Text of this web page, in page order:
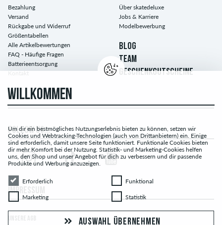
Bezahlung
Versand
Rückgabe und Widerruf
Größentabellen
Alle Artikelbewertungen
FAQ - Häufige Fragen
Batterieentsorgung
Kontakt
Über skatedeluxe
Jobs & Karriere
Modelbewerbung
BLOG
TEAM
GESCHENKGUTSCHEINE
FOLLOW US...
IMPRESSUM
WILLKOMMEN
Um dir ein bestmögliches Nutzungserlebnis bieten zu können, setzen wir
Cookies und Webtracking-Technologien (auch von Drittanbietern) ein. Einige
sind erforderlich, damit unsere Seite funktioniert. Funktionale Cookies bieten
dir mehr Komfort bei der Nutzung. Statistik- und Marketing-Cookies helfen
uns, den Shop und unser Angebot für dich zu verbessern und dir passende
Produkte und Werbung anzuzeigen.
Erforderlich
Erforderlich FunktionalFunktional
MarketingMarketing StatistikStatistik
AUSWAHL ÜBERNEHMEN